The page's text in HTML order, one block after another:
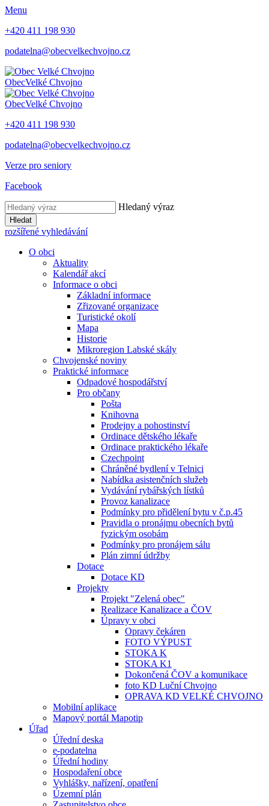
Menu
+420 411 198 930
podatelna@obecvelkechvojno.cz
ObecVelké Chvojno
ObecVelké Chvojno
+420 411 198 930
podatelna@obecvelkechvojno.cz
Verze pro seniory
Facebook
Hledaný výraz
Hledat
rozšířené vyhledávání
O obci
Aktuality
Kalendář akcí
Informace o obci
Základní informace
Zřizované organizace
Turistické okolí
Mapa
Historie
Mikroregion Labské skály
Chvojenské noviny
Praktické informace
Odpadové hospodářství
Pro občany
Pošta
Knihovna
Prodejny a pohostinství
Ordinace dětského lékaře
Ordinace praktického lékaře
Czechpoint
Chráněné bydlení v Telnici
Nabídka asistenčních služeb
Vydávání rybářských lístků
Provoz kanalizace
Podmínky pro přidělení bytu v č.p.45
Pravidla o pronájmu obecních bytů
fyzickým osobám
Podmínky pro pronájem sálu
Plán zimní údržby
Dotace
Dotace KD
Projekty
Projekt "Zelená obec"
Realizace Kanalizace a ČOV
Úpravy v obci
Opravy čekáren
FOTO VÝPUST
STOKA K
STOKA K1
Dokončená ČOV a komunikace
foto KD Luční Chvojno
OPRAVA KD VELKÉ CHVOJNO
Mobilní aplikace
Mapový portál Mapotip
Úřad
Úřední deska
e-podatelna
Úřední hodiny
Hospodaření obce
Vyhlášky, nařízení, opatření
Územní plán